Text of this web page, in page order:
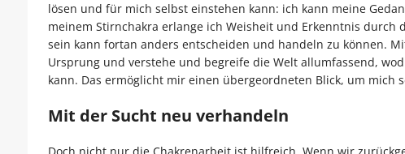
lösen und für mich selbst einstehen kann: ich kann meine
meinem Stirnchakra erlange ich Weisheit und Erkenntnis
sein kann fortan anders entscheiden und handeln zu können.
Ursprung und verstehe und begreife die Welt allumfassend,
kann. Das ermöglicht mir einen übergeordneten Blick, um mich
Mit der Sucht neu verhandeln